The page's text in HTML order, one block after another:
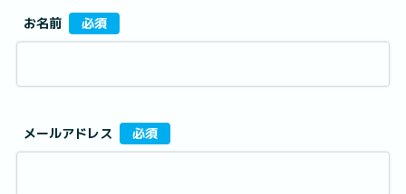
お名前 必須
メールアドレス 必須